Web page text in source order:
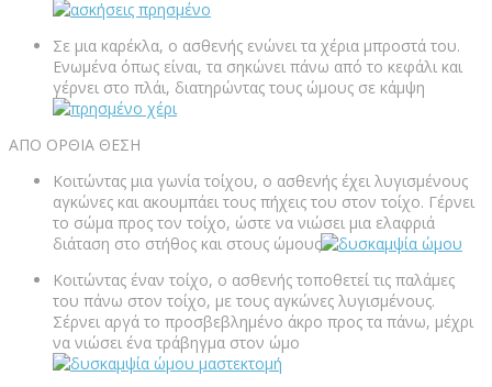
Σε μια καρέκλα, ο ασθενής ενώνει τα χέρια μπροστά του.
Ενωμένα όπως είναι, τα σηκώνει πάνω από το κεφάλι και
γέρνει στο πλάι, διατηρώντας τους ώμους σε κάμψη
ΑΠΟ ΟΡΘΙΑ ΘΕΣΗ
Κοιτώντας μια γωνία τοίχου, ο ασθενής έχει λυγισμένους
αγκώνες και ακουμπάει τους πήχεις του στον τοίχο. Γέρνει
το σώμα προς τον τοίχο, ώστε να νιώσει μια ελαφριά
διάταση στο στήθος και στους ώμους
Κοιτώντας έναν τοίχο, ο ασθενής τοποθετεί τις παλάμες
του πάνω στον τοίχο, με τους αγκώνες λυγισμένους.
Σέρνει αργά το προσβεβλημένο άκρο προς τα πάνω, μέχρι
να νιώσει ένα τράβηγμα στον ώμο